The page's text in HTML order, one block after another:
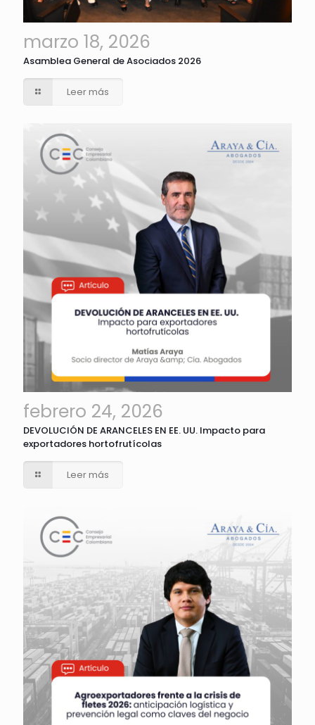
marzo 18, 2026
Asamblea General de Asociados 2026
Leer más
febrero 24, 2026
DEVOLUCIÓN DE ARANCELES EN EE. UU. Impacto para
exportadores hortofrutícolas
Leer más